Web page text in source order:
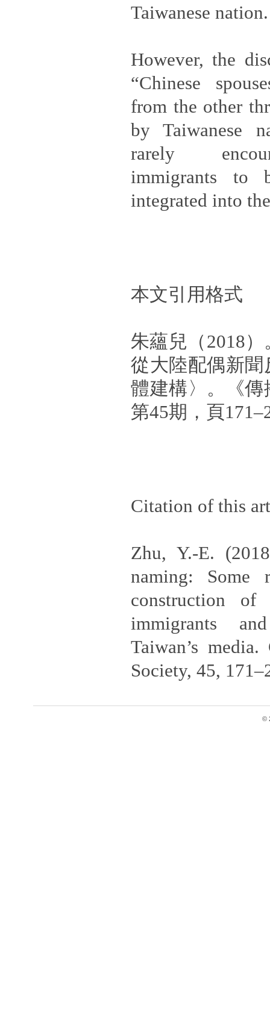
Taiwanese nation.
However, the
“Chinese
from the other
by Taiwanese
rarely
immigrants to
integrated into
本文引用格式
朱蘊兒（2018
從大陸配偶新
體建構〉。《
第45期，頁
Citation of this
Zhu, Y.-E.
naming: Some
construction of
immigrants
Taiwan’s
Society, 45,
©